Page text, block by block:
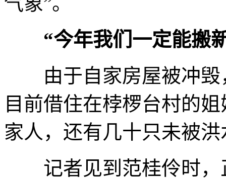
“今年我们一定能搬
由于自家房屋被冲毁
目前借住在桲椤台村的
家人，还有几十只未被
记者见到范桂伶时，